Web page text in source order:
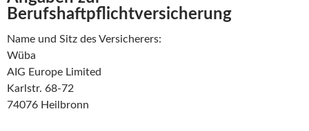
Berufshaftpflichtversicherung
Name und Sitz des Versicherers:
Wüba
AIG Europe Limited
Karlstr. 68-72
74076 Heilbronn